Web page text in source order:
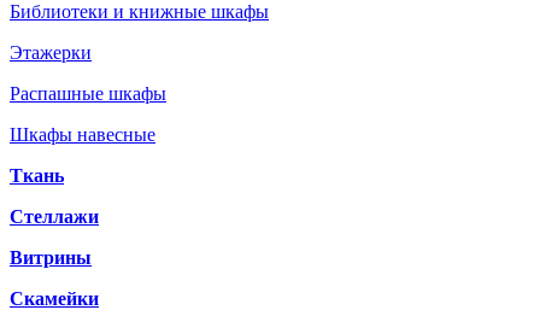
Библиотеки и книжные шкафы
Этажерки
Распашные шкафы
Шкафы навесные
Ткань
Стеллажи
Витрины
Скамейки